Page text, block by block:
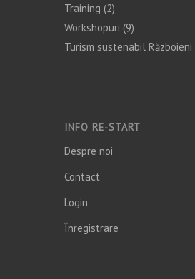
Training (2)
Workshopuri (9)
Turism sustenabil Războieni
INFO RE-START
Despre noi
Contact
Login
Înregistrare